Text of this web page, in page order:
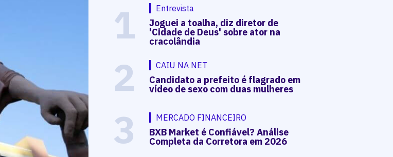
1 Entrevista
Joguei a toalha, diz diretor de
'Cidade de Deus' sobre ator na
cracolândia
2 CAIU NA NET
Candidato a prefeito é flagrado em
vídeo de sexo com duas mulheres
3 MERCADO FINANCEIRO
BXB Market é Confiável? Análise
Completa da Corretora em 2026